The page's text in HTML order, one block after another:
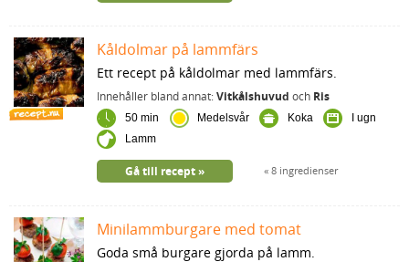
Kåldolmar på lammfärs
Ett recept på kåldolmar med lammfärs.
Innehåller bland annat:Vitkålshuvud och Ris
50 min Medelsvår Koka
I ugn
Lamm
8 ingredienser
Gå till recept
Minilammburgare med tomat
Goda små burgare gjorda på lamm.